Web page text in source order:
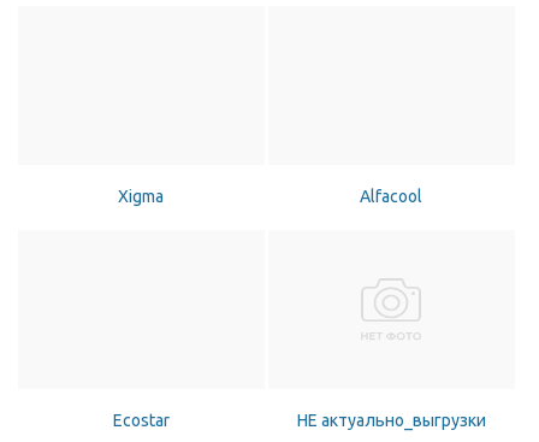
Xigma Alfacool
Ecostar НЕ актуально_выгрузки